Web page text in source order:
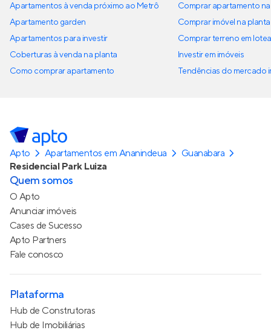
Apartamentos à venda próximo ao Metrô
Apartamento garden
Apartamentos para investir
Coberturas à venda na planta
Como comprar apartamento
Comprar apartamento
Comprar imóvel na planta
Comprar terreno em
Investir em imóveis
Tendências do mercado
Apto Apartamentos em Ananindeua
Guanabara
Residencial Park Luiza
Quem somos
O Apto
Anunciar imóveis
Cases de Sucesso
Apto Partners
Fale conosco
Plataforma
Hub de Construtoras
Hub de Imobiliárias